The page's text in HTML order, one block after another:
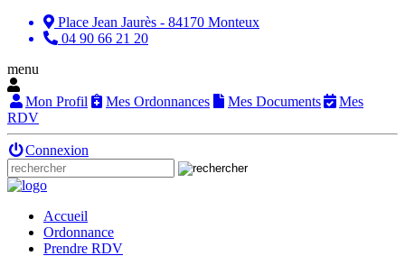
Place Jean Jaurès - 84170 Monteux
04 90 66 21 20
menu
Mon Profil Mes Ordonnances Mes Documents
Mes
RDV
Connexion
Accueil
Ordonnance
Prendre RDV